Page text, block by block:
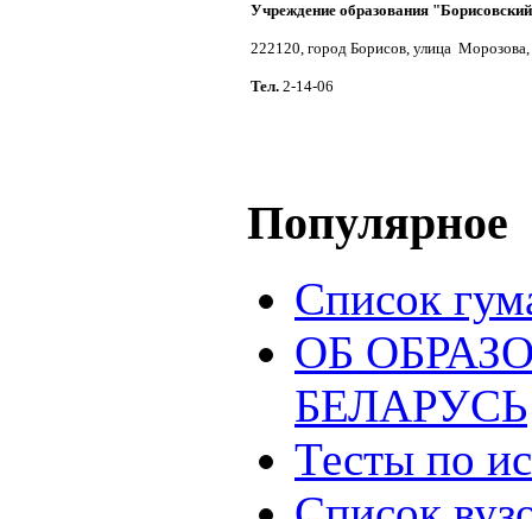
Учреждение образования
222120, город Борисов, улица
Тел. 2-14-06
Популярное
Список
ОБ
БЕЛАРУСЬ
Тесты по